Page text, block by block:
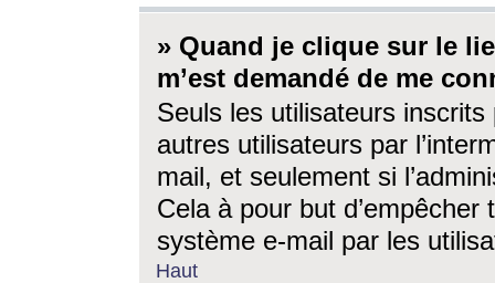
» Quand je clique sur le
m’est demandé de me
Seuls les utilisateurs
autres utilisateurs par
mail, et seulement si
Cela à pour but
système e-mail par les
Haut